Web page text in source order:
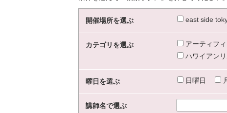
開催場所を選ぶ east side
カテゴリを選ぶ アーティフ
ハワイアン
曜日を選ぶ 日曜日
講師名で選ぶ